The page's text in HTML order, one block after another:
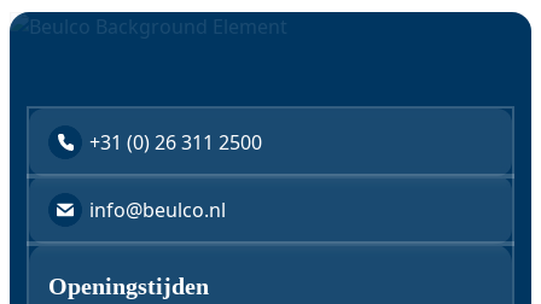
+31 (0) 26 311 2500
info@beulco.nl
Openingstijden